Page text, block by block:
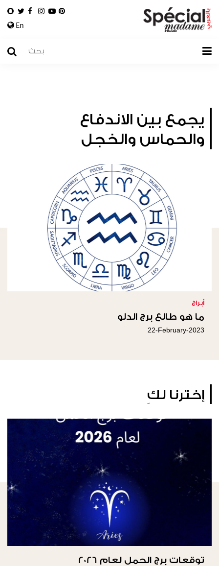
En
يجمع بين الاندفاع
والحماس والخجل
أبراج
ما هو طالع برج الدلو
22-February-2023
إخترنا لكِ
توقعات برج الحمل لعام 2026